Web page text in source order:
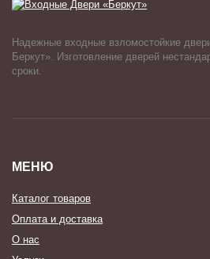
Надежные входные взломостойкие
Беркут». Изготовление дверей
сроки.
МЕНЮ
Каталог товаров
Оплата и доставка
О нас